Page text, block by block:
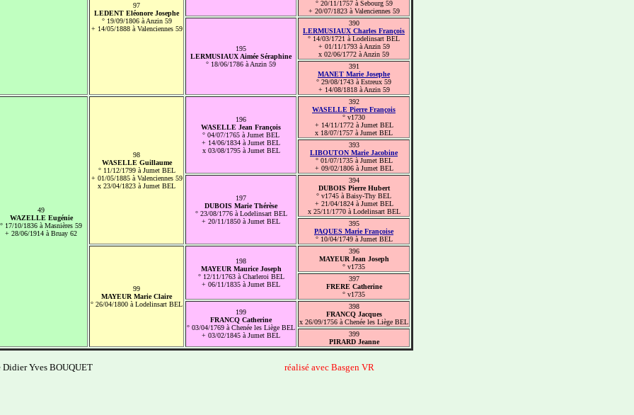
97
LEDENT Eléonore Josephe
° 19/09/1806 à Anzin 59
+ 14/05/1888 à Valenciennes 59
° 20/11/1757 à Sebourg 59
+ 20/07/1823 à Valenciennes 59
195
LERMUSIAUX Aimée Séraphine
° 18/06/1786 à Anzin 59
390
LERMUSIAUX Charles François
° 14/03/1721 à Lodelinsart BEL
+ 01/11/1793 à Anzin 59
x 02/06/1772 à Anzin 59
391
MANET Marie Josephe
° 29/08/1743 à Estreux 59
+ 14/08/1818 à Anzin 59
49
WAZELLE Eugénie
° 17/10/1836 à Masnières 59
+ 28/06/1914 à Bruay 62
98
WASELLE Guillaume
° 11/12/1799 à Jumet BEL
+ 01/05/1885 à Valenciennes 59
x 23/04/1823 à Jumet BEL
196
WASELLE Jean François
° 04/07/1765 à Jumet BEL
+ 14/06/1834 à Jumet BEL
x 03/08/1795 à Jumet BEL
392
WASELLE Pierre François
° v1730
+ 14/11/1772 à Jumet BEL
x 18/07/1757 à Jumet BEL
393
LIBOUTON Marie Jacobine
° 01/07/1735 à Jumet BEL
+ 09/02/1806 à Jumet BEL
197
DUBOIS Marie Thérèse
° 23/08/1776 à Lodelinsart BEL
+ 20/11/1850 à Jumet BEL
394
DUBOIS Pierre Hubert
° v1745 à Baisy-Thy BEL
+ 21/04/1824 à Jumet BEL
x 25/11/1770 à Lodelinsart BEL
395
PAQUES Marie Françoise
° 10/04/1749 à Jumet BEL
99
MAYEUR Marie Claire
° 26/04/1800 à Lodelinsart BEL
198
MAYEUR Maurice Joseph
° 12/11/1763 à Charleroi BEL
+ 06/11/1835 à Jumet BEL
396
MAYEUR Jean Joseph
° v1735
397
FRERE Catherine
° v1735
199
FRANCQ Catherine
° 03/04/1769 à Chenée les Liège BEL
+ 03/02/1845 à Jumet BEL
398
FRANCQ Jacques
x 26/09/1756 à Chenée les Liège BEL
399
PIRARD Jeanne
Didier Yves BOUQUET------------------------------ réalisé avec Basgen VR